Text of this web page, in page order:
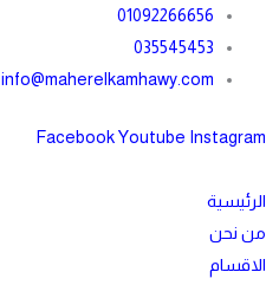
تخطي
المحتوى
01092266656
035545453
info@maherelkamhawy.com
FacebookYoutube Instagram
الرئيسية
من نحن
الاقسام